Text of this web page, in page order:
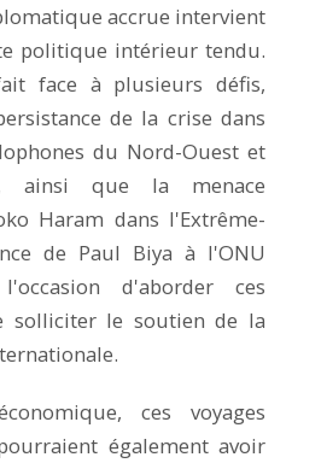
accrue intervient
politique intérieur tendu.
face à plusieurs défis,
de la crise dans
du Nord-Ouest et
ainsi que la menace
Haram dans l'Extrême-
de Paul Biya à l'ONU
d'aborder ces
solliciter le soutien de la
ces voyages
également avoir